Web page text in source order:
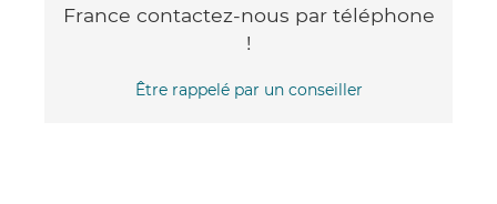
France contactez-nous par téléphone
!
Être rappelé par un conseiller